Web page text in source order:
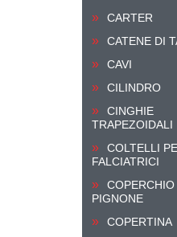
CARTER
CATENE DI
CAVI
CILINDRO
CINGHIE
TRAPEZOIDALI
COLTELLI
FALCIATRICI
COPERCHIO
PIGNONE
COPERTINA